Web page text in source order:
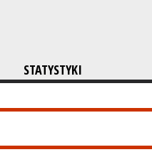
STATYSTYKI